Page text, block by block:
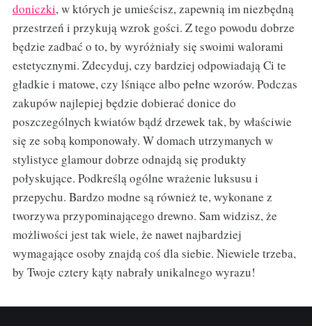
doniczki, w których je umieścisz, zapewnią im niezbędną
przestrzeń i przykują wzrok gości. Z tego powodu dobrze
będzie zadbać o to, by wyróżniały się swoimi walorami
estetycznymi. Zdecyduj, czy bardziej odpowiadają Ci te
gładkie i matowe, czy lśniące albo pełne wzorów. Podczas
zakupów najlepiej będzie dobierać donice do
poszczególnych kwiatów bądź drzewek tak, by właściwie
się ze sobą komponowały. W domach utrzymanych w
stylistyce glamour dobrze odnajdą się produkty
połyskujące. Podkreślą ogólne wrażenie luksusu i
przepychu. Bardzo modne są również te, wykonane z
tworzywa przypominającego drewno. Sam widzisz, że
możliwości jest tak wiele, że nawet najbardziej
wymagające osoby znajdą coś dla siebie. Niewiele trzeba,
by Twoje cztery kąty nabrały unikalnego wyrazu!